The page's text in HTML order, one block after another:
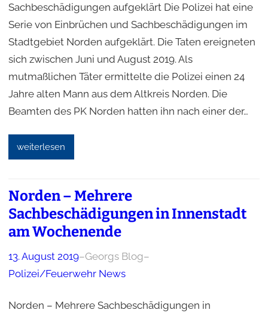
Sachbeschädigungen aufgeklärt Die Polizei hat eine
Serie von Einbrüchen und Sachbeschädigungen im
Stadtgebiet Norden aufgeklärt. Die Taten ereigneten
sich zwischen Juni und August 2019. Als
mutmaßlichen Täter ermittelte die Polizei einen 24
Jahre alten Mann aus dem Altkreis Norden. Die
Beamten des PK Norden hatten ihn nach einer der…
weiterlesen
Norden – Mehrere
Sachbeschädigungen in Innenstadt
am Wochenende
13. August 2019–Georgs Blog–
Polizei/Feuerwehr News
Norden – Mehrere Sachbeschädigungen in